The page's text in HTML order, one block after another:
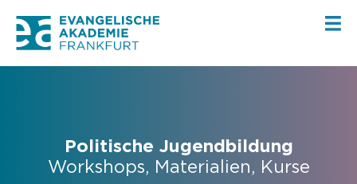
Politische Jugendbildung
Workshops, Materialien, Kurse